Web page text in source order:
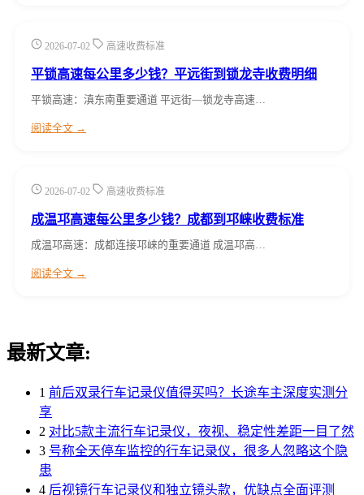
2026-07-02 高速收费标准
平锁高速每公里多少钱？平远街到锁龙寺收费明细
平锁高速：滇东南重要通道 平远街—锁龙寺高速…
阅读全文 →
2026-07-02 高速收费标准
成温邛高速每公里多少钱？成都到邛崃收费标准
成温邛高速：成都连接邛崃的重要通道 成温邛高…
阅读全文 →
最新文章:
1 前后双录行车记录仪值得买吗？长途车主深度实测分
享
2 对比5款主流行车记录仪，夜视、稳定性差距一目了然
3 号称全天停车监控的行车记录仪，很多人忽略这个隐
患
4 后视镜行车记录仪和独立镜头款，优缺点全面评测